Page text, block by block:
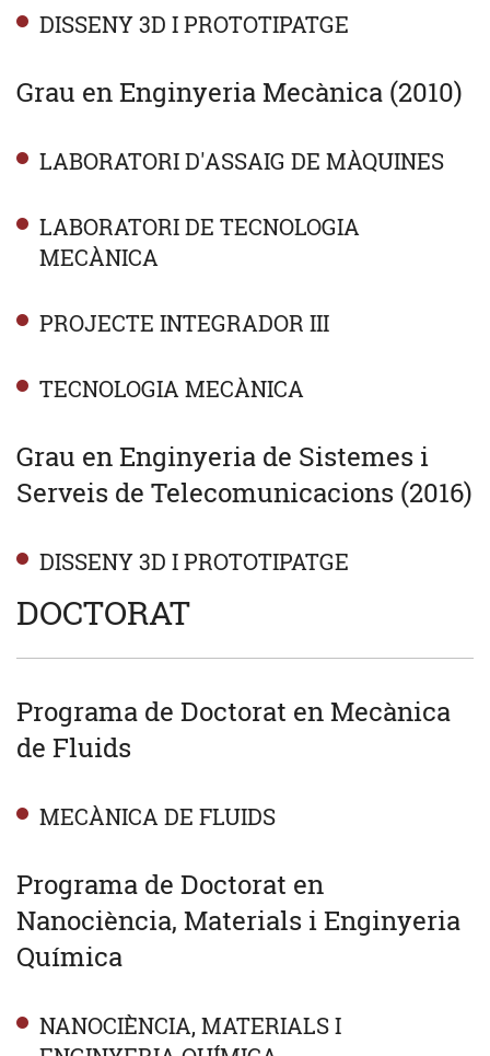
DISSENY 3D I PROTOTIPATGE
Grau en Enginyeria Mecànica (2010)
LABORATORI D'ASSAIG DE MÀQUINES
LABORATORI DE TECNOLOGIA
MECÀNICA
PROJECTE INTEGRADOR III
TECNOLOGIA MECÀNICA
Grau en Enginyeria de Sistemes i
Serveis de Telecomunicacions (2016)
DISSENY 3D I PROTOTIPATGE
DOCTORAT
Programa de Doctorat en Mecànica
de Fluids
MECÀNICA DE FLUIDS
Programa de Doctorat en
Nanociència, Materials i Enginyeria
Química
NANOCIÈNCIA, MATERIALS I